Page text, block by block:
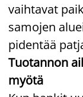
vaihtavat
samojen
pidentää
Tuotannon
myötä